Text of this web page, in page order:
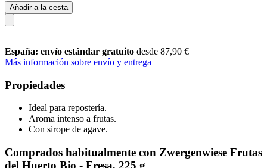
Añadir a la cesta
España: envío estándar gratuito desde 87,90 €
Más información sobre envío y entrega
Propiedades
Ideal para repostería.
Aroma intenso a frutas.
Con sirope de agave.
Comprados habitualmente con Zwergenwiese Frutas
del Huerto Bio - Fresa, 225 g